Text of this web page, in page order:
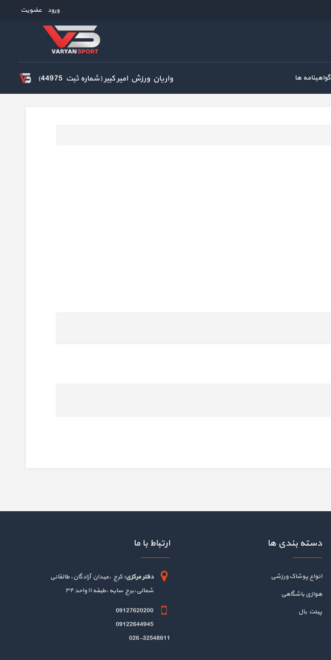
ورود عضویت
گواهینامه ها واریان ورزش امیر کبیر (شماره ثبت 44975)
دسته بندی ها
انواع پوشاک ورزشی
هوازی باشگاهی
پینت بال
ارتباط با ما
دفتر مرکزی: کرج ،میدان آزادگان، طالقانی
شمالی،برج سایه ،طبقه ۱۱ واحد ۳۴
09127620200
09122644945
026-32548611